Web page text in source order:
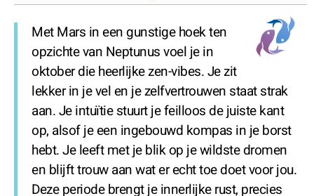
Met Mars in een gunstige hoek ten
opzichte van Neptunus voel je in
oktober die heerlijke zen-vibes. Je zit
lekker in je vel en je zelfvertrouwen staat strak
aan. Je intuïtie stuurt je feilloos de juiste kant
op, alsof je een ingebouwd kompas in je borst
hebt. Je leeft met je blik op je wildste dromen
en blijft trouw aan wat er echt toe doet voor jou.
Deze periode brengt je innerlijke rust, precies